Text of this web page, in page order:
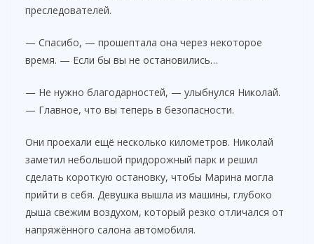
преследователей.
— Спасибо, — прошептала она через некоторое
время. — Если бы вы не остановились…
— Не нужно благодарностей, — улыбнулся Николай.
— Главное, что вы теперь в безопасности.
Они проехали ещё несколько километров. Николай
заметил небольшой придорожный парк и решил
сделать короткую остановку, чтобы Марина могла
прийти в себя. Девушка вышла из машины, глубоко
дыша свежим воздухом, который резко отличался от
напряжённого салона автомобиля.